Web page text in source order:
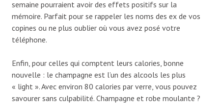
semaine pourraient avoir des effets positifs sur la
mémoire. Parfait pour se rappeler les noms des ex de vos
copines ou ne plus oublier où vous avez posé votre
téléphone.
Enfin, pour celles qui comptent leurs calories, bonne
nouvelle : le champagne est l’un des alcools les plus
« light ». Avec environ 80 calories par verre, vous pouvez
savourer sans culpabilité. Champagne et robe moulante ?